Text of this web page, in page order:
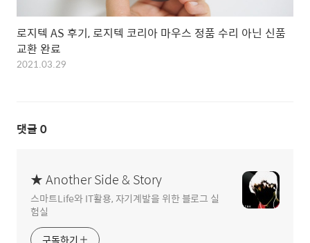
로지텍 AS 후기, 로지텍 코리아 마우스 정품 수리 아닌 신품
교환 완료
2021.03.29
댓글 0
★ Another Side & Story
스마트Life와 IT활용, 자기계발을 위한 블로그 실
험실
구독하기